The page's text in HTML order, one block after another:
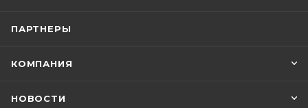
ПАРТНЕРЫ
КОМПАНИЯ
НОВОСТИ